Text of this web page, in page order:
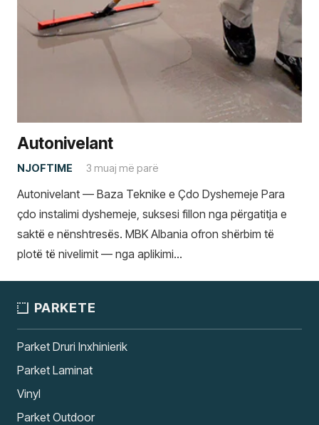
Autonivelant
NJOFTIME 3 muaj më parë
Autonivelant — Baza Teknike e Çdo Dyshemeje Para
çdo instalimi dyshemeje, suksesi fillon nga përgatitja e
saktë e nënshtresës. MBK Albania ofron shërbim të
plotë të nivelimit — nga aplikimi…
PARKETE
Parket Druri Inxhinierik
Parket Laminat
Vinyl
Parket Outdoor